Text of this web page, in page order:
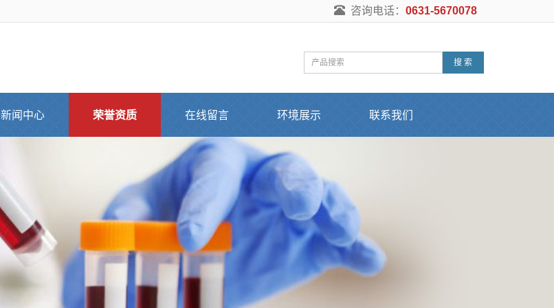
咨询电话： 0631-5670078
搜 索
新闻中心 荣誉资质 在线留言 环境展示 联系我们